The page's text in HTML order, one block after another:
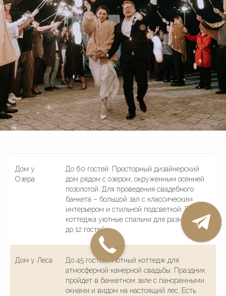
Дом у
Озера
До 60 гостей. Просторный дизайнерский
дом рядом с озером, окруженным осенней
позолотой. Для проведения свадебного
банкета – большой зал с классическим
интерьером и стильной подсветкой. Внутри
коттеджа уютные спальни для размещения
до 12 гостей.
Дом у Леса
До 45 гостей. Уютный коттедж для
атмосферной камерной свадьбы. Праздник
пройдет в банкетном зале с панорамными
окнами и видом на настоящий лес. Есть